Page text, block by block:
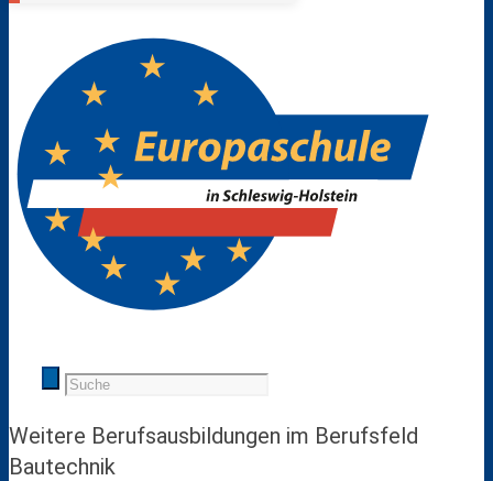
Weitere Berufs­aus­bildun­gen im Berufsfeld
Bau­technik